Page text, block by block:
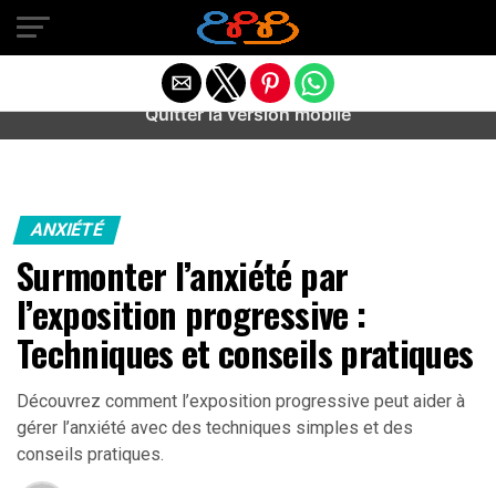
Warning
: preg_match(): Unknown modifier '/' in
/home/u589487443/domains/aideanxietestress.fr/
content/plugins/idev-post-views/includes/class-bots.php
ANXIÉTÉ
Surmonter l’anxiété par
l’exposition progressive :
Techniques et conseils pratiques
Découvrez comment l’exposition progressive peut aider à
gérer l’anxiété avec des techniques simples et des
conseils pratiques.
Quitter la version mobile